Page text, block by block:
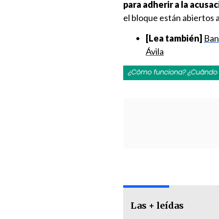
para adherir a la
el bloque están abiertos
[Lea también]
Ávila
Las + leídas